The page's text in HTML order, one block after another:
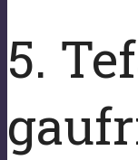
5.